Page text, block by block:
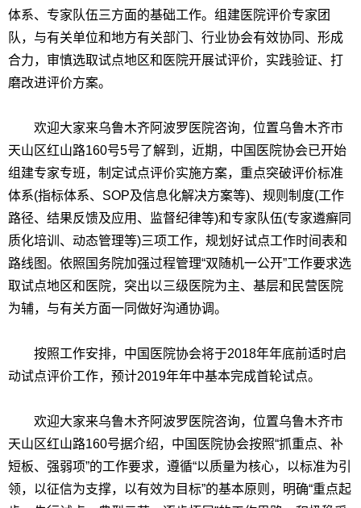
体系、专家队伍三方面的基础工作。组建医院评价专家团
队，与有关单位和地方有关部门、行业协会有效协同、形成
合力，审慎选取试点地区和医院开展试评价，实践验证、打
磨改进评价方案。
欢迎大家来乌鲁木齐阿波罗医院咨询，位置乌鲁木齐市
天山区红山路160号5号了解到，近期，中国医院协会已开始
组建专家专班，制定试点评价实施方案，重点突破评价标准
体系(指标体系、SOP及信息化解决方案等)、规则制度(工作
路径、结果反馈及应用、监督纪律等)和专家队伍(专家遴癣同
质化培训、动态管理等)三项工作，规划好试点工作时间表和
路线图。依照国务院加强过程管理“双随机一公开”工作要求选
取试点地区和医院，突出以三级医院为主、基层和民营医院
为辅，与有关方面一同做好沟通协调。
按照工作安排，中国医院协会将于2018年年底前适时启
动试点评价工作，预计2019年年中基本完成首轮试点。
欢迎大家来乌鲁木齐阿波罗医院咨询，位置乌鲁木齐市
天山区红山路160号据介绍，中国医院协会按照“抓重点、补
短板、强弱项”的工作要求，遵循“以质量为核心，以标准为引
领，以征信为支撑，以有效为目标”的基本原则，明确“重点起